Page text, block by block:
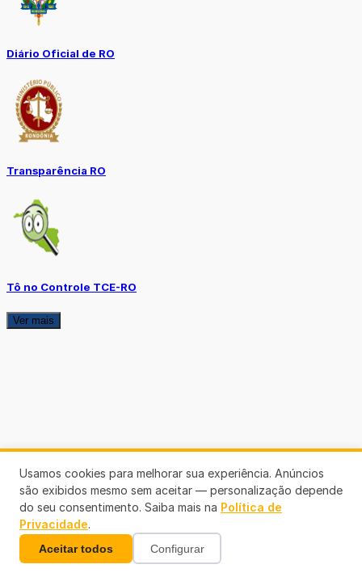
Diário Oficial de RO
Transparência RO
Tô no Controle TCE-RO
Ver mais
Usamos cookies para melhorar sua experiência. Anúncios
são exibidos mesmo sem aceitar — personalização depende
do seu consentimento. Saiba mais na Política de
Privacidade.
Aceitar todos Configurar